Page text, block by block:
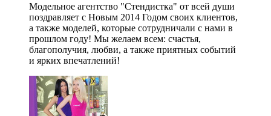
Модельное агентство "Стендистка" от всей души
поздравляет с Новым 2014 Годом своих клиентов,
а также моделей, которые сотрудничали с нами в
прошлом году! Мы желаем всем: счастья,
благополучия, любви, а также приятных событий
и ярких впечатлений!